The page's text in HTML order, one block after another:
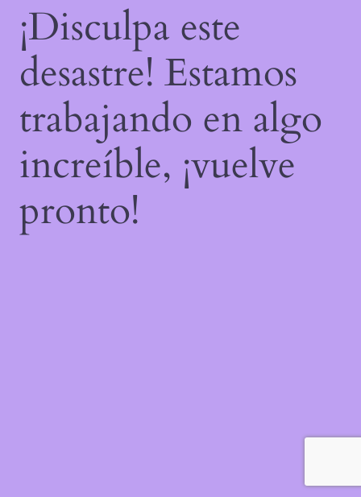
¡Disculpa este
desastre! Estamos
trabajando en algo
increíble, ¡vuelve
pronto!